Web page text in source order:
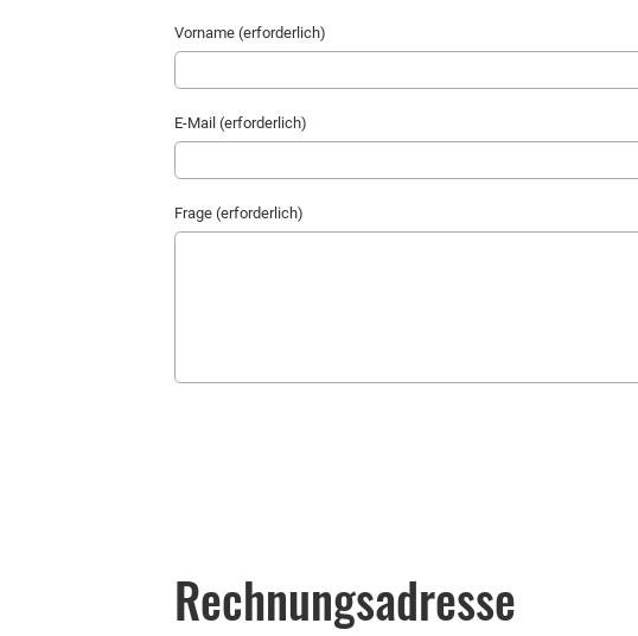
Vorname (erforderlich)
E-Mail (erforderlich)
Frage (erforderlich)
Rechnungsadresse